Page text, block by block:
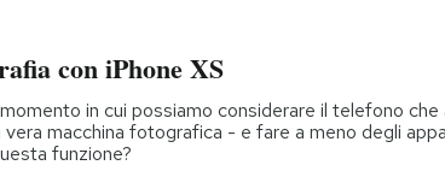
Idee
con iPhone XS
in cui possiamo considerare il telefono che
vera macchina fotografica - e fare a meno degli
funzione?